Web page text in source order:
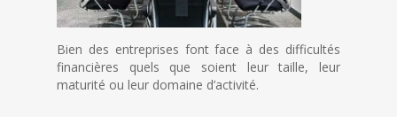
Bien des entreprises font face à des difficultés
financières quels que soient leur taille, leur
maturité ou leur domaine d’activité.